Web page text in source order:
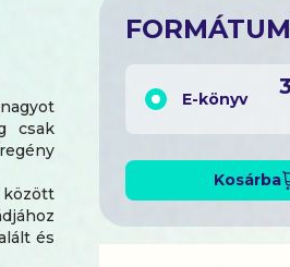
csak
és
E-könyv
Kosárba